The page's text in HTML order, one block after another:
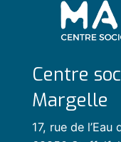
Centre
Margelle
17, rue de l’Eau